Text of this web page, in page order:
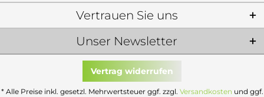
Unser Newsletter
Vertrauen Sie uns
Vertrag widerrufen
* Alle Preise inkl. gesetzl. Mehrwertsteuer ggf. zzgl. Versandkosten und ggf.